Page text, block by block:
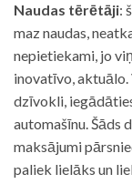
Naudas tērētāji:
maz naudas,
nepietiekami, jo
inovatīvo,
dzīvokli,
automašīnu. Šāds
maksājumi
paliek lielāks un